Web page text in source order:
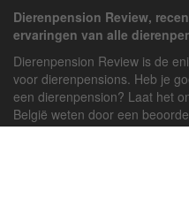
Dierenpension Review,
ervaringen van alle
Dierenpension Review is de
voor dierenpensions. Heb je
een dierenpension? Laat het
België weten door een